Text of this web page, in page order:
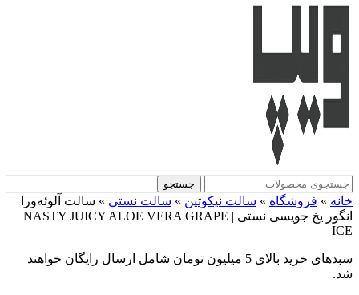
جستجو
خانه » فروشگاه » سالت نیکوتین » سالت نستی » سالت آلوئه‌ورا
انگور یخ جویسی نستی | NASTY JUICY ALOE VERA GRAPE
ICE
سبدهای خرید بالای 5 میلیون تومان شامل ارسال رایگان خواهند
شد.